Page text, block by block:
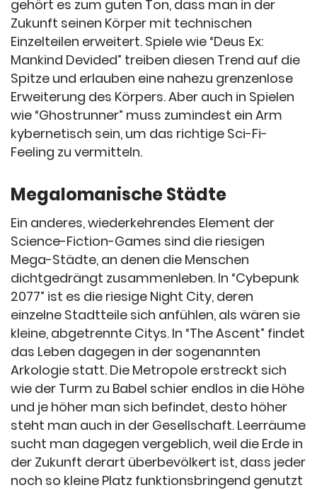
gehört es zum guten Ton, dass man in der
Zukunft seinen Körper mit technischen
Einzelteilen erweitert. Spiele wie “Deus Ex:
Mankind Devided” treiben diesen Trend auf die
Spitze und erlauben eine nahezu grenzenlose
Erweiterung des Körpers. Aber auch in Spielen
wie “Ghostrunner” muss zumindest ein Arm
kybernetisch sein, um das richtige Sci-Fi-
Feeling zu vermitteln.
Megalomanische Städte
Ein anderes, wiederkehrendes Element der
Science-Fiction-Games sind die riesigen
Mega-Städte, an denen die Menschen
dichtgedrängt zusammenleben. In “Cybepunk
2077” ist es die riesige Night City, deren
einzelne Stadtteile sich anfühlen, als wären sie
kleine, abgetrennte Citys. In “The Ascent” findet
das Leben dagegen in der sogenannten
Arkologie statt. Die Metropole erstreckt sich
wie der Turm zu Babel schier endlos in die Höhe
und je höher man sich befindet, desto höher
steht man auch in der Gesellschaft. Leerräume
sucht man dagegen vergeblich, weil die Erde in
der Zukunft derart überbevölkert ist, dass jeder
noch so kleine Platz funktionsbringend genutzt